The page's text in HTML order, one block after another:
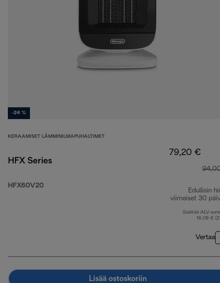
-24 %
KERAAMISET LÄMMINILMAPUHALTIMET
HFX Series
HFX60V20
79,20 €
Edullisin
viimeiset 30
Sisältää ALV-
16,09 €
Vertaa
Lisää ostoskoriin